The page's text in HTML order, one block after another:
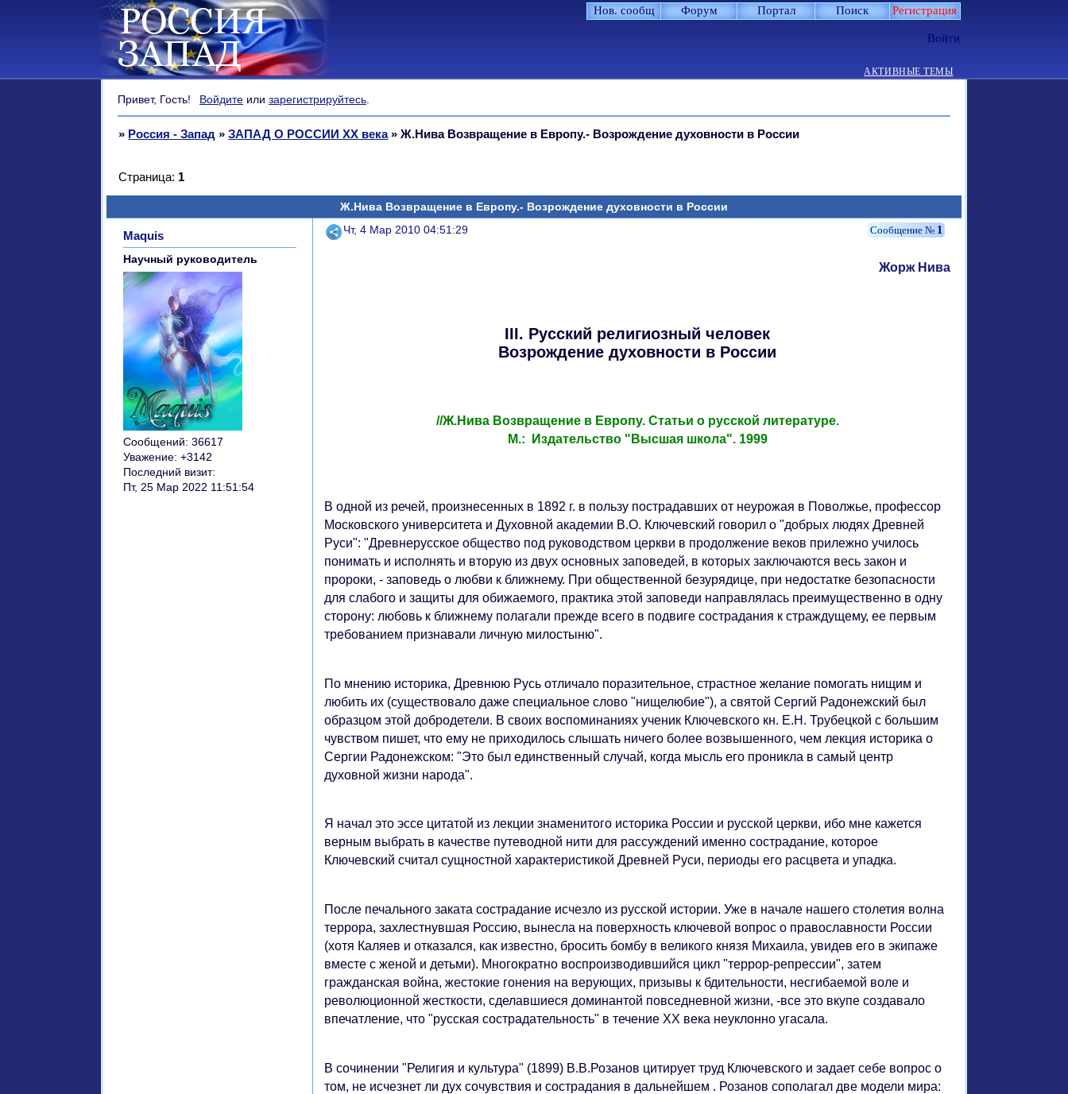
Нов. сообщ Форум Портал Поиск Регистрация
Войти
АКТИВНЫЕ ТЕМЫ
Привет, Гость! Войдите илизарегистрируйтесь.
» Россия - Запад »ЗАПАД О РОССИИ XX века »Ж.Нива Возвращение в Европу.- Возрождение духовности в России
Ж.Нива Возвращение в Европу.- Возрождение духовности в России
Страница: 1
Поделиться 1
Чт, 4 Мар 2010 04:51:29
Maquis
Научный руководитель
Сообщений: 36617
Уважение: +3142
Последний визит:
Пт, 25 Мар 2022 11:51:54
Жорж Нива
III. Русский религиозный человек
Возрождение духовности в России
//Ж.Нива Возвращение в Европу. Статьи о русской литературе.
М.: Издательство "Высшая школа". 1999
В одной из речей, произнесенных в 1892 г. в пользу пострадавших от неурожая в Поволжье, профессор
Московского университета и Духовной академии В.О. Ключевский говорил о "добрых людях Древней
Руси": "Древнерусское общество под руководством церкви в продолжение веков прилежно училось
понимать и исполнять и вторую из двух основных заповедей, в которых заключаются весь закон и
пророки, - заповедь о любви к ближнему. При общественной безурядице, при недостатке безопасности
для слабого и защиты для обижаемого, практика этой заповеди направлялась преимущественно в одну
сторону: любовь к ближнему полагали прежде всего в подвиге сострадания к страждущему, ее первым
требованием признавали личную милостыню".
По мнению историка, Древнюю Русь отличало поразительное, страстное желание помогать нищим и
любить их (существовало даже специальное слово "нищелюбие"), а святой Сергий Радонежский был
образцом этой добродетели. В своих воспоминаниях ученик Ключевского кн. Е.Н. Трубецкой с большим
чувством пишет, что ему не приходилось слышать ничего более возвышенного, чем лекция историка о
Сергии Радонежском: "Это был единственный случай, когда мысль его проникла в самый центр
духовной жизни народа".
Я начал это эссе цитатой из лекции знаменитого историка России и русской церкви, ибо мне кажется
верным выбрать в качестве путеводной нити для рассуждений именно сострадание, которое
Ключевский считал сущностной характеристикой Древней Руси, периоды его расцвета и упадка.
После печального заката сострадание исчезло из русской истории. Уже в начале нашего столетия волна
террора, захлестнувшая Россию, вынесла на поверхность ключевой вопрос о православности России
(хотя Каляев и отказался, как известно, бросить бомбу в великого князя Михаила, увидев его в экипаже
вместе с женой и детьми). Многократно воспроизводившийся цикл "террор-репрессии", затем
гражданская война, жестокие гонения на верующих, призывы к бдительности, несгибаемой воле и
революционной жесткости, сделавшиеся доминантой повседневной жизни, -все это вкупе создавало
впечатление, что "русская сострадательность" в течение XX века неуклонно угасала.
В сочинении "Религия и культура" (1899) В.В.Розанов цитирует труд Ключевского и задает себе вопрос о
том, не исчезнет ли дух сочувствия и сострадания в дальнейшем . Розанов сополагал две модели мира: